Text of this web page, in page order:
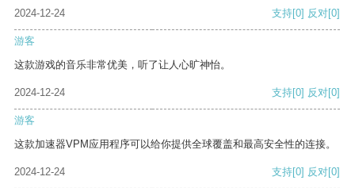
2024-12-24 支持[0] 反对[0]
游客
这款游戏的音乐非常优美，听了让人心旷神怡。
2024-12-24 支持[0] 反对[0]
游客
这款加速器VPM应用程序可以给你提供全球覆盖和最高安全性的连接。
2024-12-24 支持[0] 反对[0]